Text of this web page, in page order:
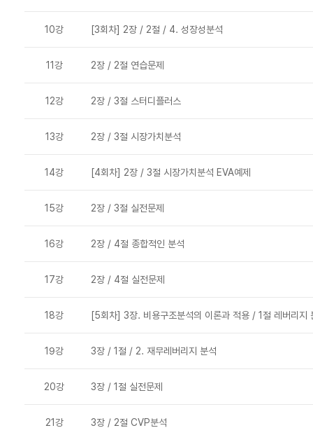
10강 [3회차] 2장 / 2절 / 4. 성장성분석
11강 2장 / 2절 연습문제
12강 2장 / 3절 스터디플러스
13강 2장 / 3절 시장가치분석
14강 [4회차] 2장 / 3절 시장가치분석 EVA예제
15강 2장 / 3절 실전문제
16강 2장 / 4절 종합적인 분석
17강 2장 / 4절 실전문제
18강 [5회차] 3장. 비용구조분석의 이론과 적용 / 1절 레버리지
19강 3장 / 1절 / 2. 재무레버리지 분석
20강 3장 / 1절 실전문제
21강 3장 / 2절 CVP분석